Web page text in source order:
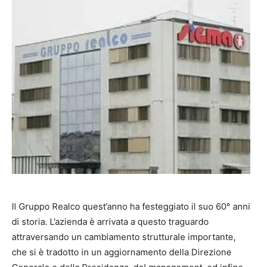
Il Gruppo Realco quest’anno ha festeggiato il suo 60° anni
di storia. L’azienda è arrivata a questo traguardo
attraversando un cambiamento strutturale importante,
che si è tradotto in un aggiornamento della Direzione